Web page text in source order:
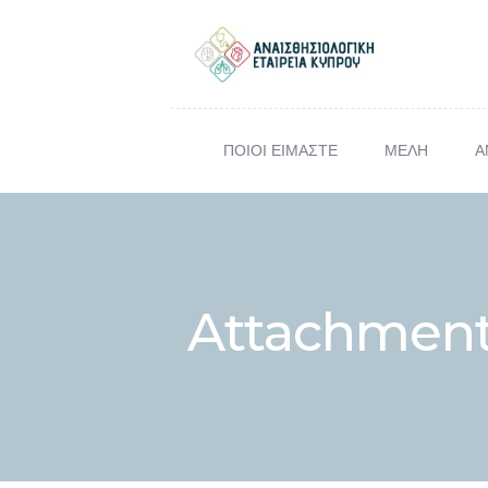
ΠΟΙΟΙ ΕΙΜΑΣΤΕ ΜΕΛΗ